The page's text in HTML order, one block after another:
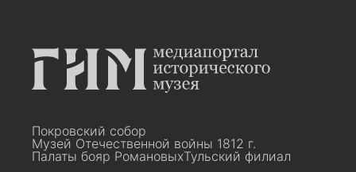
Покровский собор
Музей Отечественной войны 1812 г.
Палаты бояр РомановыхТульский филиал